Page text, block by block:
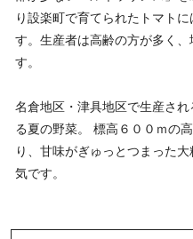
り設楽町で育てられたトマト
す。生産者は高齢の方が多く
す。
名倉地区・津具地区で生産さ
る夏の野菜。 標高６００ｍの
り、甘味がぎゅっとつまった
気です。